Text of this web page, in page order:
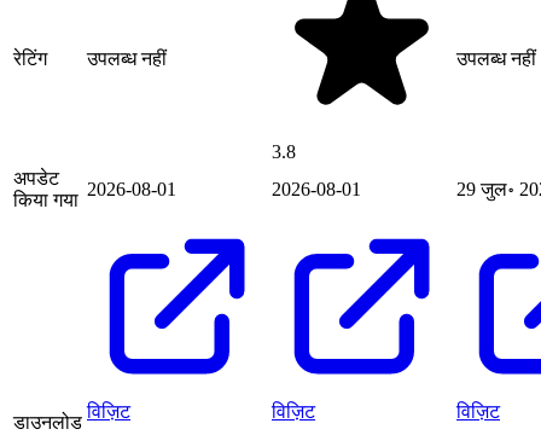
रेटिंग उपलब्ध नहीं
3.8
उपलब्ध नहीं
अपडेट
किया गया
2026-08-01 2026-08-01 29 जुल॰
डाउनलोड
विज़िट विज़िट विज़िट